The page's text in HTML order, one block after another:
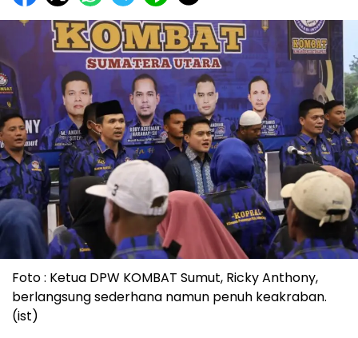
Foto : Ketua DPW KOMBAT Sumut, Ricky Anthony,
berlangsung sederhana namun penuh keakraban.
(ist)